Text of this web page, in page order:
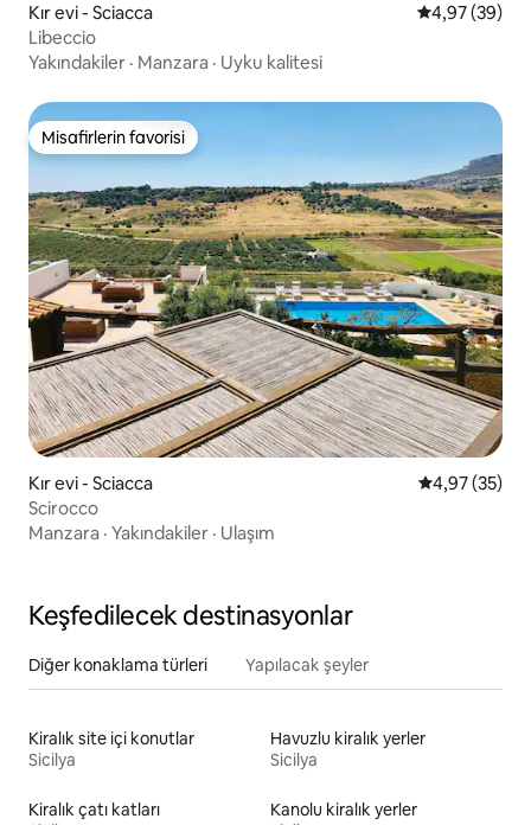
Kır evi - Sciacca 5 üzerinden
4,97 (39)
Libeccio
Yakındakiler · Manzara · Uyku kalitesi
Misafirlerin favorisi
Misafirlerin favorisi
Kır evi - Sciacca 5 üzerinden
4,97 (35)
Scirocco
Manzara · Yakındakiler · Ulaşım
Keşfedilecek destinasyonlar
Diğer konaklama türleri Yapılacak şeyler
Kiralık site içi konutlar
Sicilya
Havuzlu kiralık yerler
Sicilya
Kiralık çatı katları
Kanolu kiralık yerler